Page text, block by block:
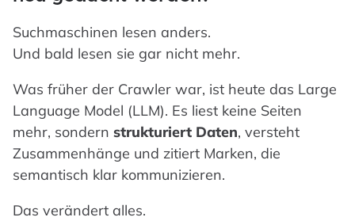
Suchmaschinen lesen anders.
Und bald lesen sie gar nicht mehr.
Was früher der Crawler war, ist heute das Large
Language Model (LLM). Es liest keine Seiten
mehr, sondern strukturiert Daten, versteht
Zusammenhänge und zitiert Marken, die
semantisch klar kommunizieren.
Das verändert alles.